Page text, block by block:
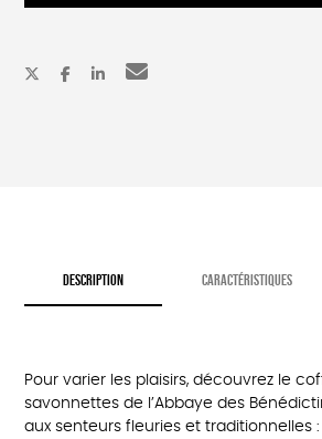
DESCRIPTION CARACTÉRISTIQUES
Pour varier les plaisirs, découvrez le
savonnettes de l’Abbaye des
aux senteurs fleuries et traditionnelles :